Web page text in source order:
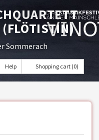
(FLÖTISTIN)
Sommerach
Help Shopping cart (0)